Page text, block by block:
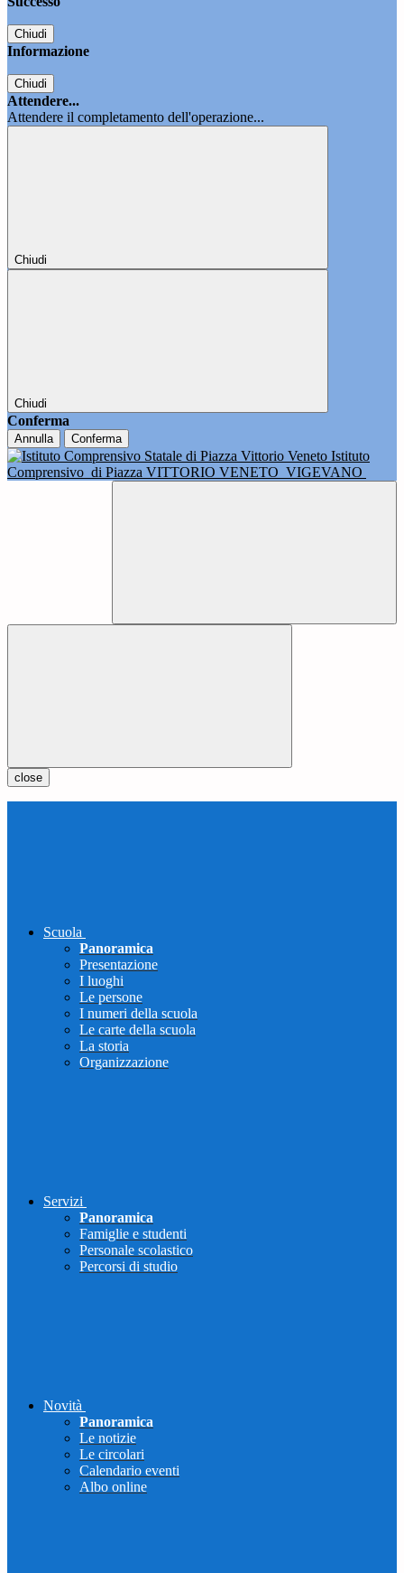
Chiudi
Informazione
Chiudi
Attendere...
Attendere il completamento dell'operazione...
Chiudi
Chiudi
Conferma
Annulla Conferma
Istituto
Comprensivo di Piazza VITTORIO VENETO VIGEVANO
close
Scuola
Panoramica
Presentazione
I luoghi
Le persone
I numeri della scuola
Le carte della scuola
La storia
Organizzazione
Servizi
Panoramica
Famiglie e studenti
Personale scolastico
Percorsi di studio
Novità
Panoramica
Le notizie
Le circolari
Calendario eventi
Albo online